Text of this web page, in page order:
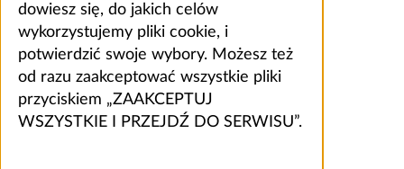
dowiesz się, do jakich celów
wykorzystujemy pliki cookie, i
potwierdzić swoje wybory. Możesz też
od razu zaakceptować wszystkie pliki
przyciskiem „ZAAKCEPTUJ
WSZYSTKIE I PRZEJDŹ DO SERWISU”.